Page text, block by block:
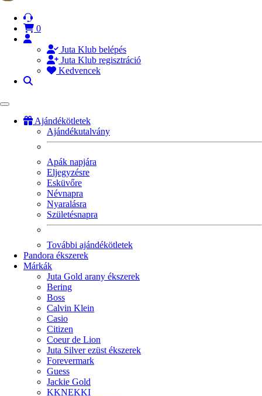
0
Juta Klub belépés
Juta Klub regisztráció
Kedvencek
Ajándékötletek
Ajándékutalvány
Apák napjára
Eljegyzésre
Esküvőre
Névnapra
Nyaralásra
Születésnapra
További ajándékötletek
Pandora ékszerek
Márkák
Juta Gold arany ékszerek
Bering
Boss
Calvin Klein
Casio
Citizen
Coeur de Lion
Juta Silver ezüst ékszerek
Forevermark
Guess
Jackie Gold
KKNEKKI